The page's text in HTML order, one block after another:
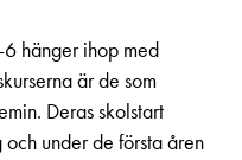
hänger ihop med
är de som
Deras skolstart
under de första åren